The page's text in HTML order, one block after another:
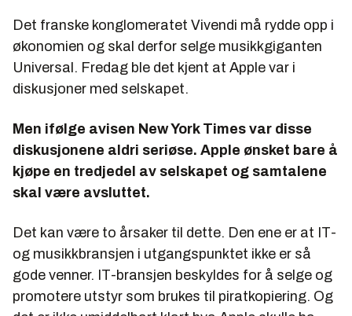
Det franske konglomeratet Vivendi må rydde opp i
økonomien og skal derfor selge musikkgiganten
Universal. Fredag ble det kjent at Apple var i
diskusjoner med selskapet.
Men ifølge avisen New York Times var disse
diskusjonene aldri seriøse. Apple ønsket bare å
kjøpe en tredjedel av selskapet og samtalene
skal være avsluttet.
Det kan være to årsaker til dette. Den ene er at IT-
og musikkbransjen i utgangspunktet ikke er så
gode venner. IT-bransjen beskyldes for å selge og
promotere utstyr som brukes til piratkopiering. Og